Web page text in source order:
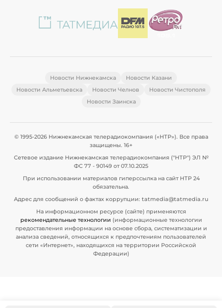
Новости Нижнекамска
Новости Казани
Новости Альметьевска
Новости Челнов
Новости Чистополя
Новости Заинска
© 1995-2026 Нижнекамская телерадиокомпания («НТР»). Все права
защищены. 16+
Сетевое издание Нижнекамская телерадиокомпания ("НТР") ЭЛ №
ФС 77 - 90149 от 07.10.2025
При использовании материалов гиперссылка на сайт НТР 24
обязательна.
Адрес для сообщений о фактах коррупции: tatmedia@tatmedia.ru
На информационном ресурсе (сайте) применяются
рекомендательные технологии (информационные технологии
предоставления информации на основе сбора, систематизации и
анализа сведений, относящихся к предпочтениям пользователей
сети «Интернет», находящихся на территории Российской
Федерации)